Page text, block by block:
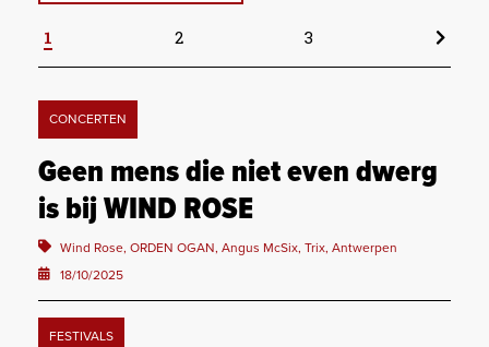
1 2 3
CONCERTEN
Geen mens die niet even dwerg
is bij WIND ROSE
Wind Rose, ORDEN OGAN, Angus McSix, Trix, Antwerpen
18/10/2025
FESTIVALS